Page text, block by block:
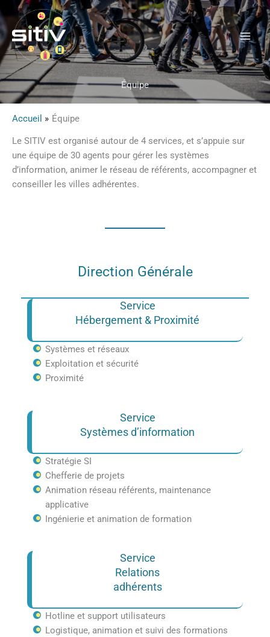
Aller
au
contenu
Équipe
Accueil Équipe
Le SITIV est organisé autour de 4 services, et s’appuie sur
une équipe de 30 agents pour gérer les systèmes
d’information, animer le réseau de référents, accompagner et
conseiller les villes adhérentes.
Direction Générale
Service
Hébergement & Proximité
Systèmes et réseaux
Exploitation et sécurité
Proximité
Service
Systèmes d’information
Stratégie SI
Chefferie de projets
Animation réseau référents, maintenance
applicative
Ingénierie et animation de formation
Service
Relations
adhérents
Hotline et support utilisateurs
Logistique, animation et suivi des formations